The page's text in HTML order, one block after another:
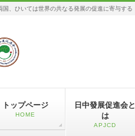
国、ひいては世界の共なる発展の促進に寄与する
トップページ
HOME
日中發展促進会と
は
APJCD